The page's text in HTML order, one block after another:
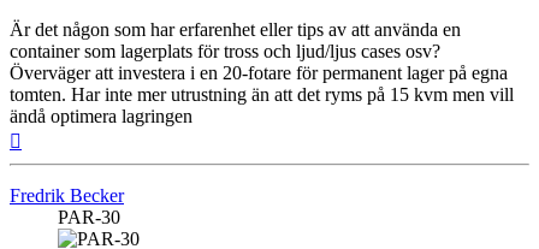
Är det någon som har erfarenhet eller tips av att använda en
container som lagerplats för tross och ljud/ljus cases osv?
Överväger att investera i en 20-fotare för permanent lager på egna
tomten. Har inte mer utrustning än att det ryms på 15 kvm men vill
ändå optimera lagringen
Fredrik Becker
PAR-30